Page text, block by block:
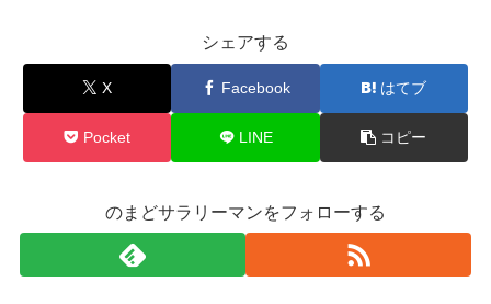
シェアする
X Facebook はてブ
Pocket LINE コピー
のまどサラリーマンをフォローする